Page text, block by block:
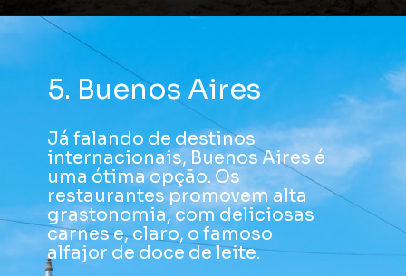
Já falando de destinos
internacionais, Buenos Aires é
uma ótima opção. Os
restaurantes promovem alta
grastonomia, com deliciosas
carnes e, claro, o famoso
alfajor de doce de leite.
5. Buenos Aires